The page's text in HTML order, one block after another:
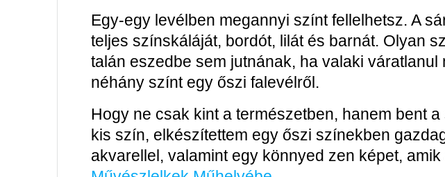
Egy-egy levélben megannyi színt fellelhetsz. A
teljes színskáláját, bordót, lilát és barnát. Olyan
talán eszedbe sem jutnának, ha valaki váratlanul
néhány színt egy őszi falevélről.
Hogy ne csak kint a természetben, hanem bent
kis szín, elkészítettem egy őszi színekben
akvarellel, valamint egy könnyed zen képet,